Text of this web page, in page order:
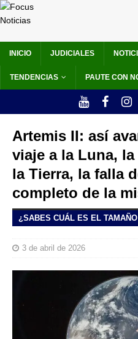
INICIO JUDICIALES
TENDENCIAS PAUTE CON
Artemis II: así
viaje a la Luna,
la Tierra, la falla
completo de la
¿SABES CUÁL ES EL TAMAÑO
3 de abril de 2026